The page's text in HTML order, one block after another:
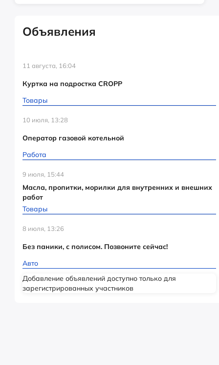
Объявления
11 августа, 16:04
Куртка на подростка CROPP
Товары
10 июля, 13:28
Оператор газовой котельной
Работа
9 июля, 15:44
Масла, пропитки, морилки для внутренних и внешних
работ
Товары
8 июля, 13:26
Без паники, с полисом. Позвоните сейчас!
Авто
Добавление объявлений доступно только для
зарегистрированных участников